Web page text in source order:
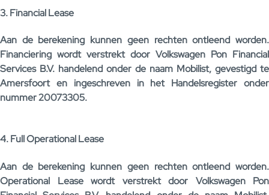
3. Financial Lease
Aan de berekening kunnen geen rechten ontleend worden.
Financiering wordt verstrekt door Volkswagen Pon Financial
Services B.V. handelend onder de naam Mobilist, gevestigd te
Amersfoort en ingeschreven in het Handelsregister onder
nummer 20073305.
4. Full Operational Lease
Aan de berekening kunnen geen rechten ontleend worden.
Operational Lease wordt verstrekt door Volkswagen Pon